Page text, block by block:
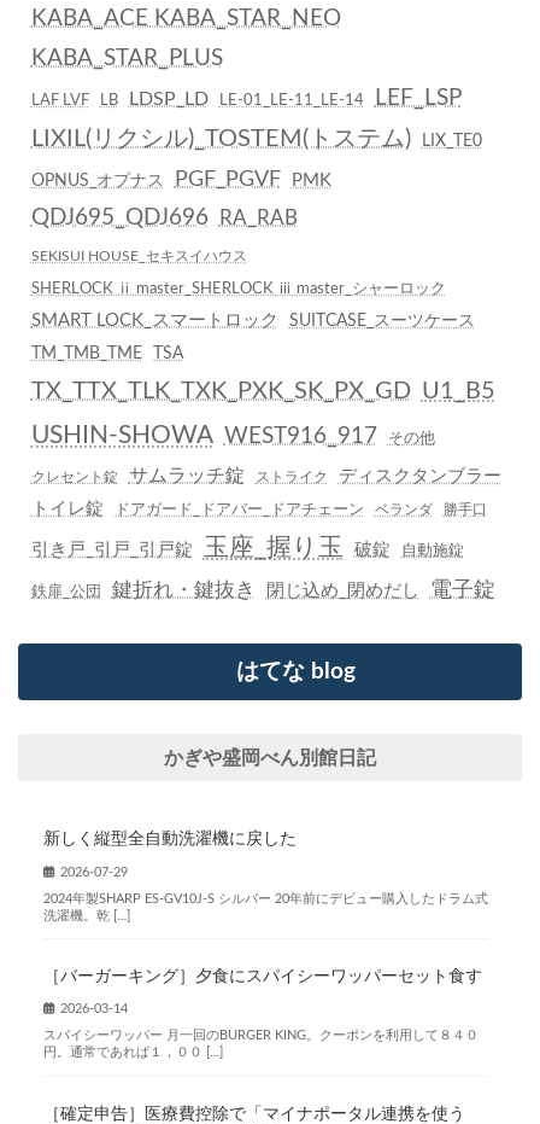
KABA_ACE KABA_STAR_NEO
KABA_STAR_PLUS
LAF LVF LB LDSP_LD LE-01_LE-11_LE-14 LEF_LSP
LIXIL(リクシル)_TOSTEM(トステム) LIX_TE0
OPNUS_オプナス PGF_PGVF PMK
QDJ695_QDJ696 RA_RAB
SEKISUI HOUSE_セキスイハウス
SHERLOCK ⅱ master_SHERLOCK ⅲ master_シャーロック
SMART LOCK_スマートロック
SUITCASE_スーツケース
TM_TMB_TME
TSA
TX_TTX_TLK_TXK_PXK_SK_PX_GD U1_B5
USHIN-SHOWA WEST916_917 その他
クレセント錠 サムラッチ錠 ストライク
ディスクタンブラー
トイレ錠
ドアガード_ドアバー_ドアチェーン ベランダ 勝手口
引き戸_引戸_引戸錠 玉座_握り玉 破錠 自動施錠
鉄扉_公団 鍵折れ・鍵抜き 閉じ込め_閉めだし 電子錠
はてな blog
かぎや盛岡べん別館日記
新しく縦型全自動洗濯機に戻した
2026-07-29
2024年製SHARP ES-GV10J-S シルバー 20年前にデビュー購入したドラム式
洗濯機。乾 […]
［バーガーキング］夕食にスパイシーワッパーセット食す
2026-03-14
スパイシーワッパー 月一回のBURGER KING。クーポンを利用して８４０
円。通常であれば１，００ […]
［確定申告］医療費控除で「マイナポータル連携を使う